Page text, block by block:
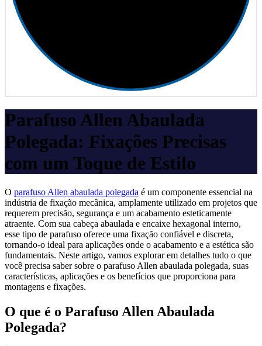
Parafuso Allen Abaulada
Polegada: Fixações Precisas
com um Toque de Estilo
O parafuso Allen abaulada polegada é um componente essencial na
indústria de fixação mecânica, amplamente utilizado em projetos que
requerem precisão, segurança e um acabamento esteticamente
atraente. Com sua cabeça abaulada e encaixe hexagonal interno,
esse tipo de parafuso oferece uma fixação confiável e discreta,
tornando-o ideal para aplicações onde o acabamento e a estética são
fundamentais. Neste artigo, vamos explorar em detalhes tudo o que
você precisa saber sobre o parafuso Allen abaulada polegada, suas
características, aplicações e os benefícios que proporciona para
montagens e fixações.
O que é o Parafuso Allen Abaulada
Polegada?